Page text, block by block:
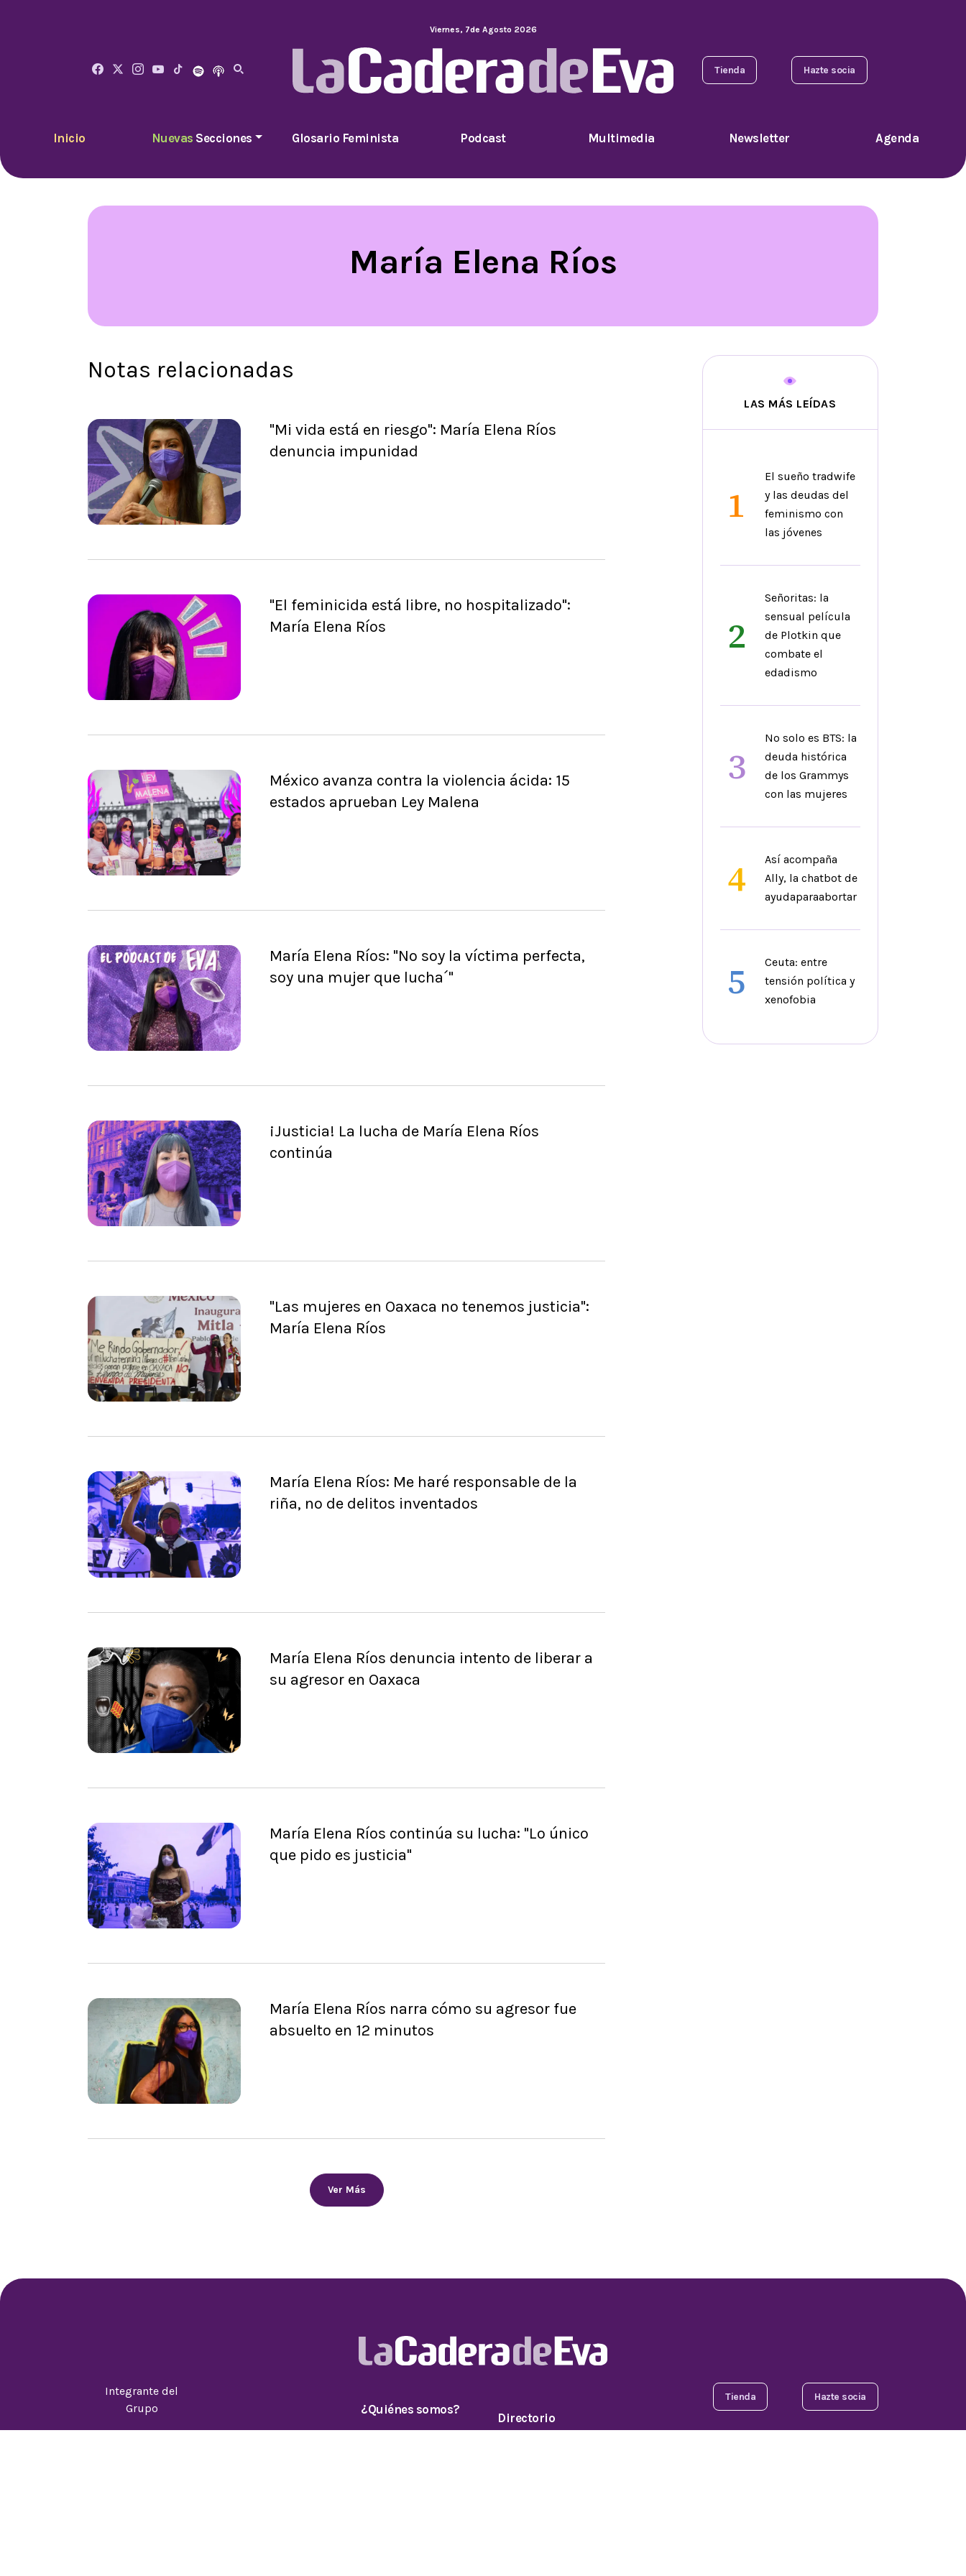
Viernes, 7de Agosto 2026
Tienda Hazte socia
Inicio Nuevas Secciones Glosario Feminista Podcast Multimedia Newsletter Agenda
María Elena Ríos
Notas relacionadas
"Mi vida está en riesgo": María Elena Ríos
denuncia impunidad
"El feminicida está libre, no hospitalizado":
María Elena Ríos
México avanza contra la violencia ácida: 15
estados aprueban Ley Malena
María Elena Ríos: "No soy la víctima perfecta,
soy una mujer que lucha´"
¡Justicia! La lucha de María Elena Ríos
continúa
"Las mujeres en Oaxaca no tenemos justicia":
María Elena Ríos
María Elena Ríos: Me haré responsable de la
riña, no de delitos inventados
María Elena Ríos denuncia intento de liberar a
su agresor en Oaxaca
María Elena Ríos continúa su lucha: "Lo único
que pido es justicia"
María Elena Ríos narra cómo su agresor fue
absuelto en 12 minutos
Ver Más
LAS MÁS LEÍDAS
1
El sueño tradwife
y las deudas del
feminismo con
las jóvenes
2
Señoritas: la
sensual película
de Plotkin que
combate el
edadismo
3
No solo es BTS: la
deuda histórica
de los Grammys
con las mujeres
4
Así acompaña
Ally, la chatbot de
ayudaparaabortar
5
Ceuta: entre
tensión política y
xenofobia
Integrante del
Grupo
¿Quiénes somos?
Directorio
Tienda Hazte socia